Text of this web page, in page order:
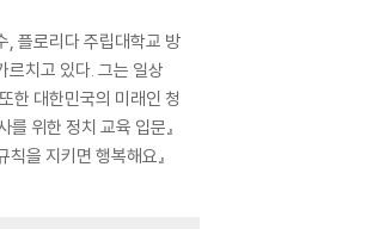
, 플로리다 주립대학교 방
르치고 있다. 그는 일상
한 대한민국의 미래인 청
위한 정치 교육 입문』
칙을 지키면 행복해요』